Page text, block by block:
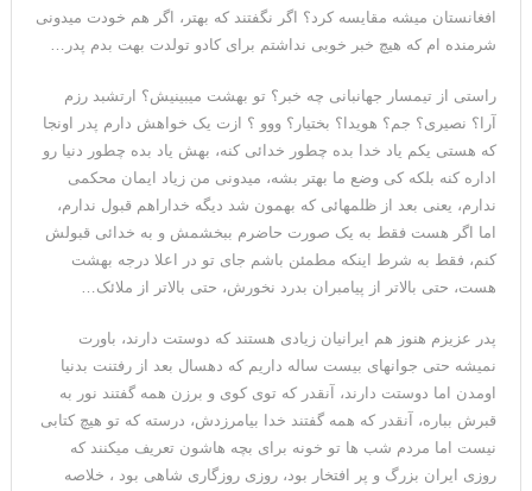
افغانستان میشه مقایسه کرد؟ اگر نگفتند که بهتر، اگر هم خودت میدونی
شرمنده ام که هیچ خبر خوبی نداشتم برای کادو تولدت بهت بدم پدر…
راستی از تیمسار جهانبانی چه خبر؟ تو بهشت میبینیش؟ ارتشبد رزم
آرا؟ نصیری؟ جم؟ هویدا؟ بختیار؟ ووو ؟ ازت یک خواهش دارم پدر اونجا
که هستی یکم یاد خدا بده چطور خدائی کنه، بهش یاد بده چطور دنیا رو
اداره کنه بلکه کی وضع ما بهتر بشه، میدونی من زیاد ایمان محکمی
ندارم، یعنی بعد از ظلمهائی که بهمون شد دیگه خداراهم قبول ندارم،
اما اگر هست فقط به یک صورت حاضرم ببخشمش و به خدائی قبولش
کنم، فقط به شرط اینکه مطمئن باشم جای تو در اعلا درجه بهشت
هست، حتی بالاتر از پیامبران بدرد نخورش، حتی بالاتر از ملائک…
پدر عزیزم هنوز هم ایرانیان زیادی هستند که دوستت دارند، باورت
نمیشه حتی جوانهای بیست ساله داریم که دهسال بعد از رفتنت بدنیا
اومدن اما دوستت دارند، آنقدر که توی کوی و برزن همه گفتند نور به
قبرش بباره، آنقدر که همه گفتند خدا بیامرزدش، درسته که تو هیچ کتابی
نیست اما مردم شب ها تو خونه برای بچه هاشون تعریف میکنند که
روزی ایران بزرگ و پر افتخار بود، روزی روزگاری شاهی بود ، خلاصه